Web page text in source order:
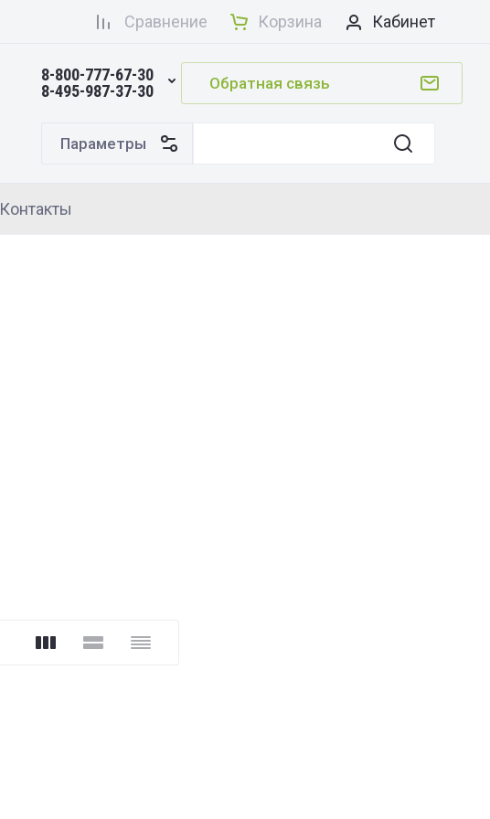
Сравнение Корзина Кабинет
8-800-777-67-30
8-495-987-37-30
Обратная связь
Параметры
Контакты